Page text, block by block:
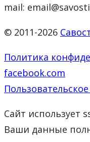
mail:
© 2011-2026
Политика
facebook.com
Сайт использует
Ваши данные